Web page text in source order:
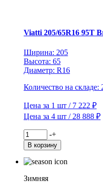
TL
Viatti 205/65R16 95T
Ширина: 205
Высота: 65
Диаметр: R16
Количество на складе:
Цена за 1 шт / 7 222 ₽
Цена за 4 шт / 28 888 ₽
Количество
товара
Viatti
205/65R16
Brina
-+
В корзину
Зимняя